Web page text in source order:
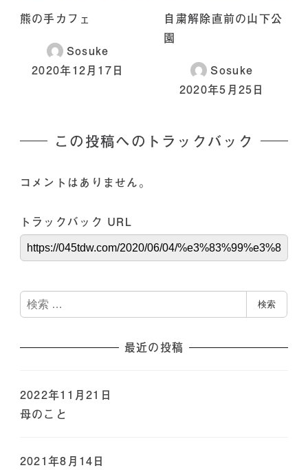
熊の手カフェ
Sosuke
2020年12月17日
自粛解除直前の山下公
園
Sosuke
2020年5月25日
この投稿へのトラックバック
コメントはありません。
トラックバック URL
検
索
検索
最近の投稿
母のこと
2022年11月21日
2021年8月14日